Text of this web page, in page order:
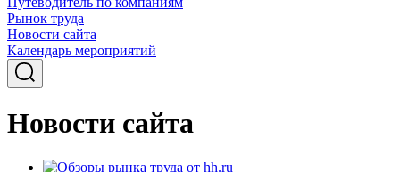
Рынок труда
Новости сайта
Календарь мероприятий
Новости сайта